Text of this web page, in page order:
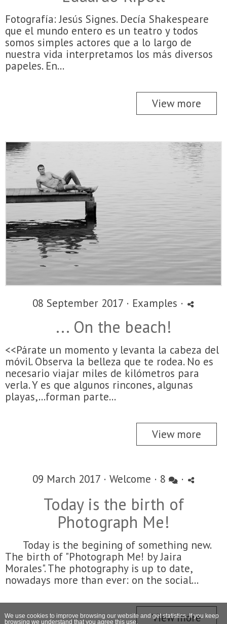
Fotografía: Jesús Signes. Decía Shakespeare
que el mundo entero es un teatro y todos
somos simples actores que a lo largo de
nuestra vida interpretamos los más diversos
papeles. En...
View more
08 September 2017 · Examples ·
... On the beach!
<<Párate un momento y levanta la cabeza del
móvil. Observa la belleza que te rodea. No es
necesario viajar miles de kilómetros para
verla. Y es que algunos rincones, algunas
playas,...forman parte...
View more
09 March 2017 · Welcome · 8 ·
Today is the birth of
Photograph Me!
Today is the begining of something new.
The birth of "Photograph Me! by Jaira
Morales". The photography is up to date,
nowadays more than ever: on the social...
View more
We use cookies to improve browsing our website and get statistics. If you keep
browsing we understand that you agree this use.